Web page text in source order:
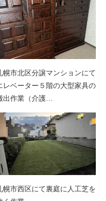
幌市北区分譲マンションにて
レベーター５階の大型家具の
出作業（介護…
幌市西区にて裏庭に人工芝を